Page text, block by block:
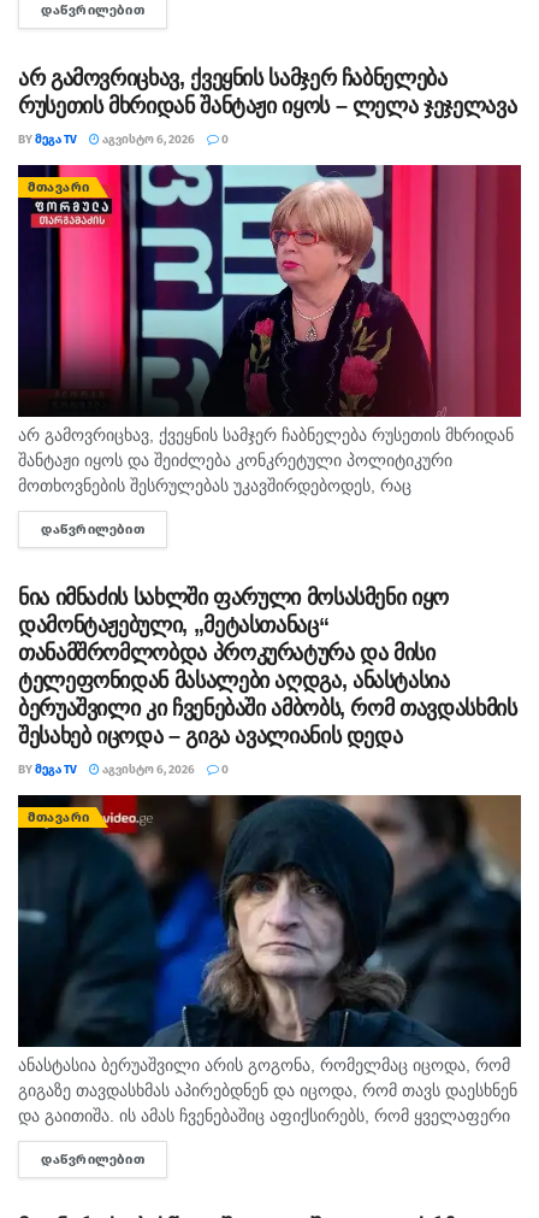
ამო­ას­ვე­ნა. დე­დის სამ­ძებ­რო-სა­მაშ­ვე­ლო სა­მუ­შა­ო­ე­ბი ამ დრომ­
ᲓᲐᲬᲕᲠᲘᲚᲔᲑᲘᲗ
არ გამოვრიცხავ, ქვეყნის სამჯერ ჩაბნელება
რუსეთის მხრიდან შანტაჟი იყოს – ლელა ჯეჯელავა
BYᲛᲔᲒᲐ TV ᲐᲒᲕᲘᲡᲢᲝ 6, 2026 0
ᲛᲗᲐᲕᲐᲠᲘ
არ გამოვრიცხავ, ქვეყნის სამჯერ ჩაბნელება რუსეთის მხრიდან
შანტაჟი იყოს და შეიძლება კონკრეტული პოლიტიკური
მოთხოვნების შესრულებას უკავშირდებოდეს, რაც
ხელისუფლებისთვის ძნელად ასახსნელია საზოგადოებისთვის.
ვფიქრობ, ეს მოთხოვნები უფრო ოკუპირებულ რეგიონებს უნდა
ᲓᲐᲬᲕᲠᲘᲚᲔᲑᲘᲗ
ნია იმნაძის სახლში ფარული მოსასმენი იყო
დამონტაჟებული, „მეტასთანაც“
თანამშრომლობდა პროკურატურა და მისი
ტელეფონიდან მასალები აღდგა, ანასტასია
ბერუაშვილი კი ჩვენებაში ამბობს, რომ თავდასხმის
შესახებ იცოდა – გიგა ავალიანის დედა
BYᲛᲔᲒᲐ TV ᲐᲒᲕᲘᲡᲢᲝ 6, 2026 0
ᲛᲗᲐᲕᲐᲠᲘ
ანასტასია ბერუაშვილი არის გოგონა, რომელმაც იცოდა, რომ
გიგაზე თავდასხმას აპირებდნენ და იცოდა, რომ თავს დაესხნენ
და გაითიშა. ის ამას ჩვენებაშიც აფიქსირებს, რომ ყველაფერი
იცოდა, - ამის შესახებ მოკლული მასწავლებლის, გიგა
ავალიანის...
ᲓᲐᲬᲕᲠᲘᲚᲔᲑᲘᲗ